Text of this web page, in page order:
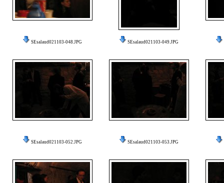
SEsalaud021103-048.JPG SEsalaud021103-049.JPG
SEsalaud021103-052.JPG SEsalaud021103-053.JPG